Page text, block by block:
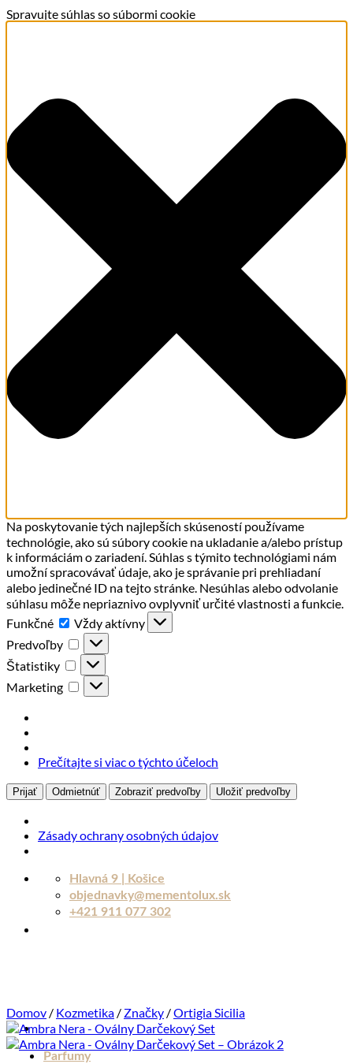
Spravujte súhlas so súbormi cookie
Na poskytovanie tých najlepších skúseností používame
technológie, ako sú súbory cookie na ukladanie a/alebo prístup
k informáciám o zariadení. Súhlas s týmito technológiami nám
umožní spracovávať údaje, ako je správanie pri prehliadaní
alebo jedinečné ID na tejto stránke. Nesúhlas alebo odvolanie
súhlasu môže nepriaznivo ovplyvniť určité vlastnosti a funkcie.
Funkčné
Funkčné
Vždy aktívny
Predvoľby
Predvoľby
Štatistiky
Štatistiky
Marketing
Marketing
Prečítajte si viac o týchto účeloch
Prijať Odmietnúť Zobraziť predvoľby Uložiť predvoľby
Zásady ochrany osobných údajov
Skip
Hlavná 9 | Košice
objednavky@mementolux.sk
+421 911 077 302
Parfumy
Domov / Kozmetika / Značky /Ortigia Sicilia